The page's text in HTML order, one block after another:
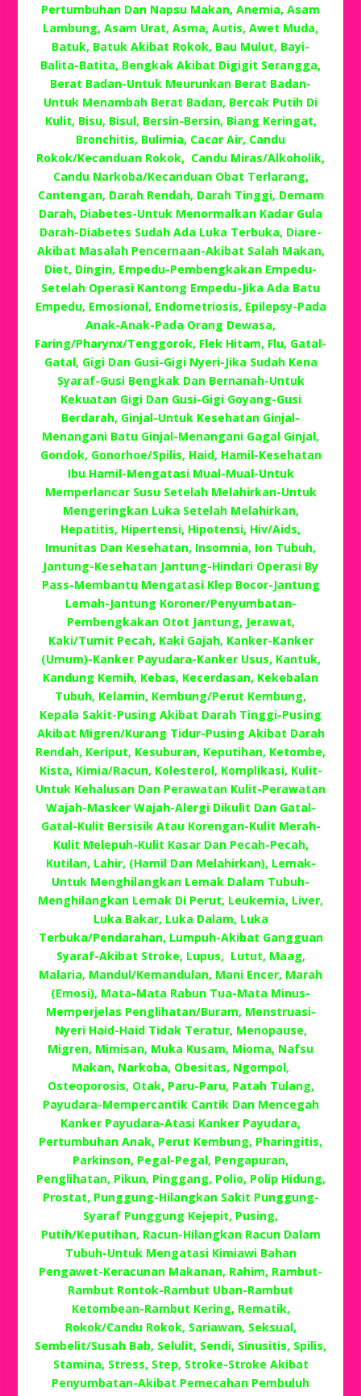
Pertumbuhan Dan Napsu Makan, Anemia, Asam
Lambung, Asam Urat, Asma, Autis, Awet Muda,
Batuk, Batuk Akibat Rokok, Bau Mulut, Bayi-
Balita-Batita, Bengkak Akibat Digigit Serangga,
Berat Badan-Untuk Meurunkan Berat Badan-
Untuk Menambah Berat Badan, Bercak Putih Di
Kulit, Bisu, Bisul, Bersin-Bersin, Biang Keringat,
Bronchitis, Bulimia, Cacar Air, Candu
Rokok/Kecanduan Rokok, Candu Miras/Alkoholik,
Candu Narkoba/Kecanduan Obat Terlarang,
Cantengan, Darah Rendah, Darah Tinggi, Demam
Darah, Diabetes-Untuk Menormalkan Kadar Gula
Darah-Diabetes Sudah Ada Luka Terbuka, Diare-
Akibat Masalah Pencernaan-Akibat Salah Makan,
Diet, Dingin, Empedu-Pembengkakan Empedu-
Setelah Operasi Kantong Empedu-Jika Ada Batu
Empedu, Emosional, Endometriosis, Epilepsy-Pada
Anak-Anak-Pada Orang Dewasa,
Faring/Pharynx/Tenggorok, Flek Hitam, Flu, Gatal-
Gatal, Gigi Dan Gusi-Gigi Nyeri-Jika Sudah Kena
Syaraf-Gusi Bengkak Dan Bernanah-Untuk
Kekuatan Gigi Dan Gusi-Gigi Goyang-Gusi
Berdarah, Ginjal-Untuk Kesehatan Ginjal-
Menangani Batu Ginjal-Menangani Gagal Ginjal,
Gondok, Gonorhoe/Spilis, Haid, Hamil-Kesehatan
Ibu Hamil-Mengatasi Mual-Mual-Untuk
Memperlancar Susu Setelah Melahirkan-Untuk
Mengeringkan Luka Setelah Melahirkan,
Hepatitis, Hipertensi, Hipotensi, Hiv/Aids,
Imunitas Dan Kesehatan, Insomnia, Ion Tubuh,
Jantung-Kesehatan Jantung-Hindari Operasi By
Pass-Membantu Mengatasi Klep Bocor-Jantung
Lemah-Jantung Koroner/Penyumbatan-
Pembengkakan Otot Jantung, Jerawat,
Kaki/Tumit Pecah, Kaki Gajah, Kanker-Kanker
(Umum)-Kanker Payudara-Kanker Usus, Kantuk,
Kandung Kemih, Kebas, Kecerdasan, Kekebalan
Tubuh, Kelamin, Kembung/Perut Kembung,
Kepala Sakit-Pusing Akibat Darah Tinggi-Pusing
Akibat Migren/Kurang Tidur-Pusing Akibat Darah
Rendah, Keriput, Kesuburan, Keputihan, Ketombe,
Kista, Kimia/Racun, Kolesterol, Komplikasi, Kulit-
Untuk Kehalusan Dan Perawatan Kulit-Perawatan
Wajah-Masker Wajah-Alergi Dikulit Dan Gatal-
Gatal-Kulit Bersisik Atau Korengan-Kulit Merah-
Kulit Melepuh-Kulit Kasar Dan Pecah-Pecah,
Kutilan, Lahir, (Hamil Dan Melahirkan), Lemak-
Untuk Menghilangkan Lemak Dalam Tubuh-
Menghilangkan Lemak Di Perut, Leukemia, Liver,
Luka Bakar, Luka Dalam, Luka
Terbuka/Pendarahan, Lumpuh-Akibat Gangguan
Syaraf-Akibat Stroke, Lupus, Lutut, Maag,
Malaria, Mandul/Kemandulan, Mani Encer, Marah
(Emosi), Mata-Mata Rabun Tua-Mata Minus-
Memperjelas Penglihatan/Buram, Menstruasi-
Nyeri Haid-Haid Tidak Teratur, Menopause,
Migren, Mimisan, Muka Kusam, Mioma, Nafsu
Makan, Narkoba, Obesitas, Ngompol,
Osteoporosis, Otak, Paru-Paru, Patah Tulang,
Payudara-Mempercantik Cantik Dan Mencegah
Kanker Payudara-Atasi Kanker Payudara,
Pertumbuhan Anak, Perut Kembung, Pharingitis,
Parkinson, Pegal-Pegal, Pengapuran,
Penglihatan, Pikun, Pinggang, Polio, Polip Hidung,
Prostat, Punggung-Hilangkan Sakit Punggung-
Syaraf Punggung Kejepit, Pusing,
Putih/Keputihan, Racun-Hilangkan Racun Dalam
Tubuh-Untuk Mengatasi Kimiawi Bahan
Pengawet-Keracunan Makanan, Rahim, Rambut-
Rambut Rontok-Rambut Uban-Rambut
Ketombean-Rambut Kering, Rematik,
Rokok/Candu Rokok, Sariawan, Seksual,
Sembelit/Susah Bab, Selulit, Sendi, Sinusitis, Spilis,
Stamina, Stress, Step, Stroke-Stroke Akibat
Penyumbatan-Akibat Pemecahan Pembuluh